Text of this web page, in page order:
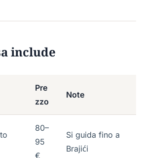
include
Pre
zzo
Note
80–
95
€
Si guida fino a
Brajići